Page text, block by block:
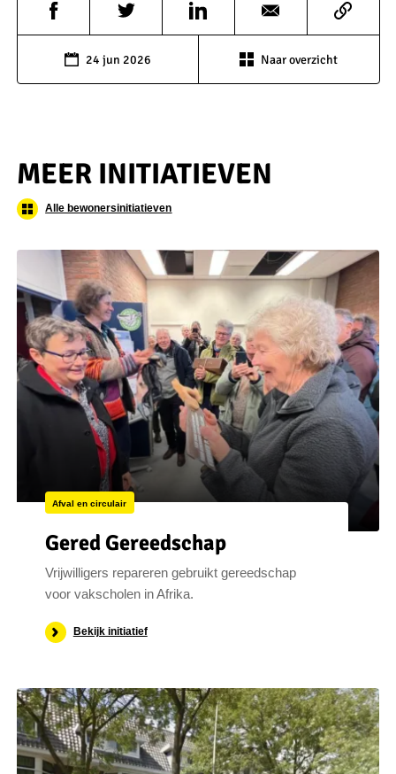
24 jun 2026 Naar overzicht
MEER INITIATIEVEN
Alle bewonersinitiatieven
Afval en circulair
Gered Gereedschap
Vrijwilligers repareren gebruikt gereedschap
voor vakscholen in Afrika.
Bekijk initiatief